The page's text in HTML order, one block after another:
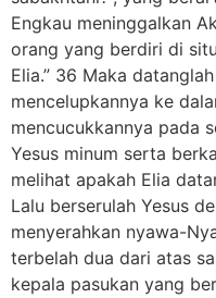
Engkau meninggalkan
orang yang berdiri di
Elia.” 36 Maka
mencelupkannya ke
mencucukkannya pada
Yesus minum serta
melihat apakah Elia
Lalu berserulah Yesus
menyerahkan nyawa-
terbelah dua dari atas
kepala pasukan yang